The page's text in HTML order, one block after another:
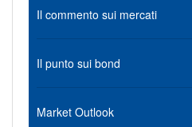
Il commento sui mercati
Il punto sui bond
Market Outlook